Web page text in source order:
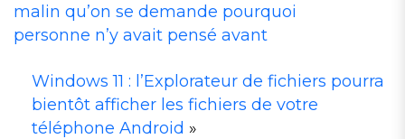
malin qu’on se demande pourquoi
personne n’y avait pensé avant
Windows 11 : l’Explorateur de fichiers pourra
bientôt afficher les fichiers de votre
téléphone Android »